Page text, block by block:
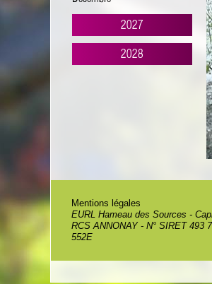
2027
2028
Mentions légales
EURL Hameau des Sources -
RCS ANNONAY - N° SIRET 493
552E